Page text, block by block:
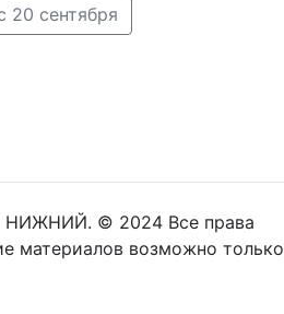
20 сентября
НИЖНИЙ. © 2024 Все права
материалов возможно только